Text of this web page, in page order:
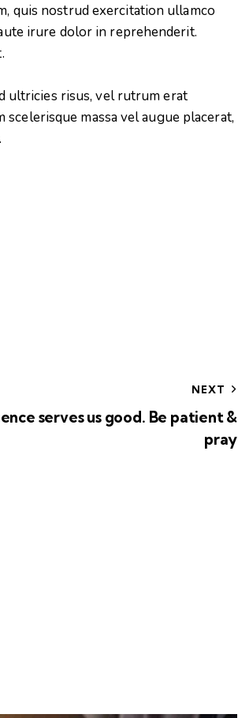
quis nostrud exercitation ullamco
irure dolor in reprehenderit.
ultricies risus, vel rutrum erat
massa vel augue placerat,
NEXT
serves us good. Be patient &
pray